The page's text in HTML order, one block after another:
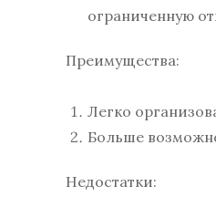
ограниченную
Преимущества:
Легко
Больше
Недостатки: